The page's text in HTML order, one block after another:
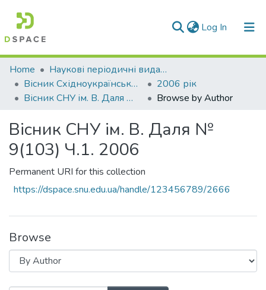
Log In (current)
Communities & Collections
All of DSpace
Home
Наукові періодичні видання СНУ ім. В. Даля
Вісник Східноукраїнського національного університету імені В. Даля
2006 рік
Вісник СНУ ім. В. Даля № 9(103) Ч.1. 2006
Browse by Author
Вісник СНУ ім. В. Даля №
9(103) Ч.1. 2006
Permanent URI for this collection
https://dspace.snu.edu.ua/handle/123456789/2666
Browse